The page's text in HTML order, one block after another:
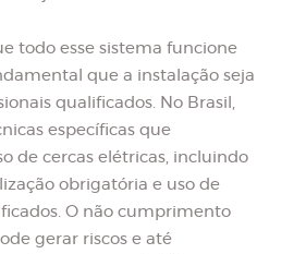
todo esse sistema funcione
que a instalação seja
qualificados. No Brasil,
específicas que
de cercas elétricas, incluindo
obrigatória e uso de
O não cumprimento
gerar riscos e até